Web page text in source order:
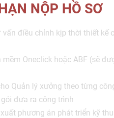
NỘP HỒ SƠ
điều chỉnh kịp thời thiết kế
Oneclick hoặc ABF (sẽ
Quản lý xưởng theo từng
đưa ra công trình
phương án phát triển kỹ